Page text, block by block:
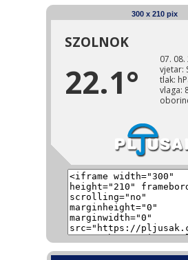
300 x 210 pix